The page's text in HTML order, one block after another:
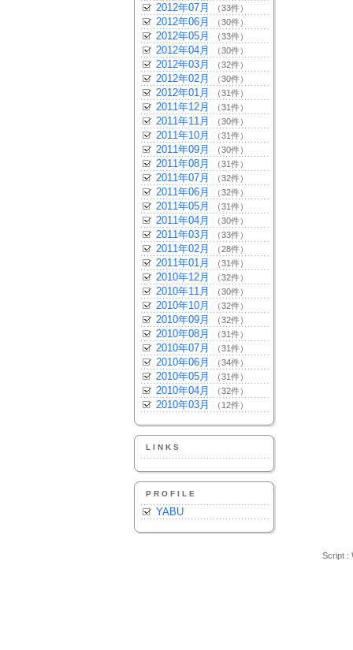
2012年07月 （33件）
2012年06月 （30件）
2012年05月 （33件）
2012年04月 （30件）
2012年03月 （32件）
2012年02月 （30件）
2012年01月 （31件）
2011年12月 （31件）
2011年11月 （30件）
2011年10月 （31件）
2011年09月 （30件）
2011年08月 （31件）
2011年07月 （32件）
2011年06月 （32件）
2011年05月 （31件）
2011年04月 （30件）
2011年03月 （33件）
2011年02月 （28件）
2011年01月 （31件）
2010年12月 （32件）
2010年11月 （30件）
2010年10月 （32件）
2010年09月 （32件）
2010年08月 （31件）
2010年07月 （31件）
2010年06月 （34件）
2010年05月 （31件）
2010年04月 （32件）
2010年03月 （12件）
LINKS
PROFILE
YABU
Script :